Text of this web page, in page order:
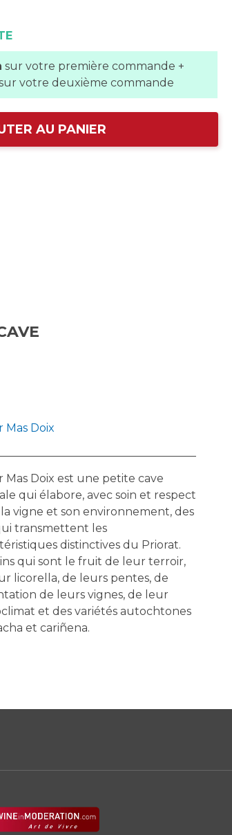
sur votre première commande +
votre deuxième commande
AU PANIER
Mas Doix
Mas Doix est une petite cave
qui élabore, avec soin et respect
vigne et son environnement, des
transmettent les
distinctives du Priorat.
qui sont le fruit de leur terroir,
licorella, de leurs pentes, de
de leurs vignes, de leur
et des variétés autochtones
et cariñena.